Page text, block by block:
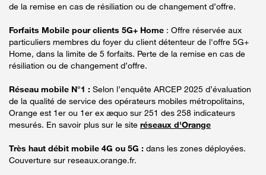
de la remise en cas de résiliation ou de changement d’offre.
Forfaits Mobile pour clients 5G+ Home : Offre réservée aux
particuliers membres du foyer du client détenteur de l'offre 5G+
Home, dans la limite de 5 forfaits. Perte de la remise en cas de
résiliation ou de changement d’offre.
Réseau mobile N°1 : Selon l’enquête ARCEP 2025 d’évaluation
de la qualité de service des opérateurs mobiles métropolitains,
Orange est 1er ou 1er ex æquo sur 251 des 258 indicateurs
mesurés. En savoir plus sur le site réseaux d'Orange
Très haut débit mobile 4G ou 5G : dans les zones déployées.
Couverture sur reseaux.orange.fr.